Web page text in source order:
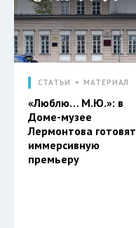
СТАТЬИ МАТЕРИАЛ
«Люблю… М.Ю.»: в
Доме-музее
Лермонтова готовят
иммерсивную
премьеру